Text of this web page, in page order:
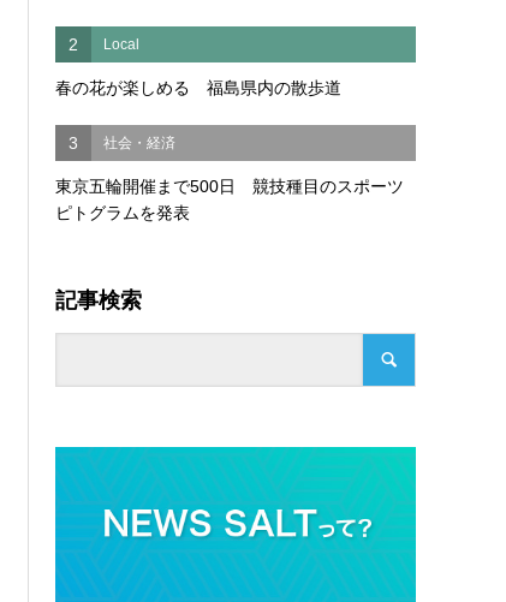
2 Local
春の花が楽しめる 福島県内の散歩道
3 社会・経済
東京五輪開催まで500日 競技種目のスポーツ
ピトグラムを発表
記事検索